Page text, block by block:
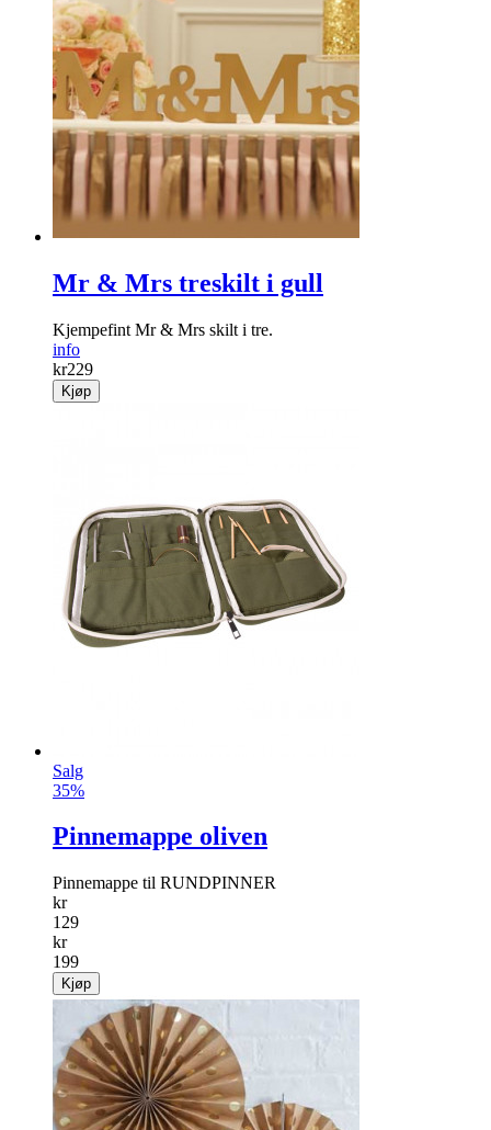
Mr & Mrs treskilt i gull
Kjempefint Mr & Mrs skilt i tre.
info
kr229
Kjøp
Salg
35%
Pinnemappe oliven
Pinnemappe til RUNDPINNER
kr
129
kr
199
Kjøp